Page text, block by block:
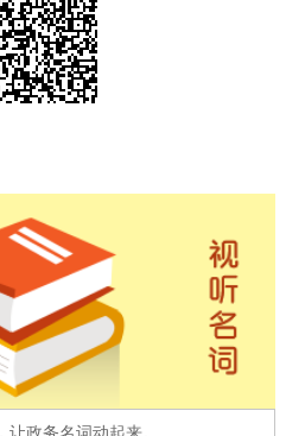
人服务
光政务
我要咨询 我要建议
线访谈